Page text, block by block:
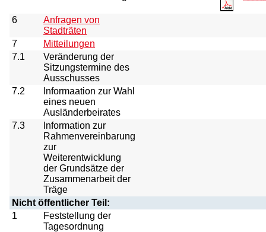
6
Anfragen von
Stadträten
7
Mitteilungen
7.1
Veränderung der
Sitzungstermine des
Ausschusses
7.2
Informaation zur Wahl
eines neuen
Ausländerbeirates
7.3
Information zur
Rahmenvereinbarung
zur
Weiterentwicklung
der Grundsätze der
Zusammenarbeit der
Träge
Nicht öffentlicher Teil:
1
Feststellung der
Tagesordnung